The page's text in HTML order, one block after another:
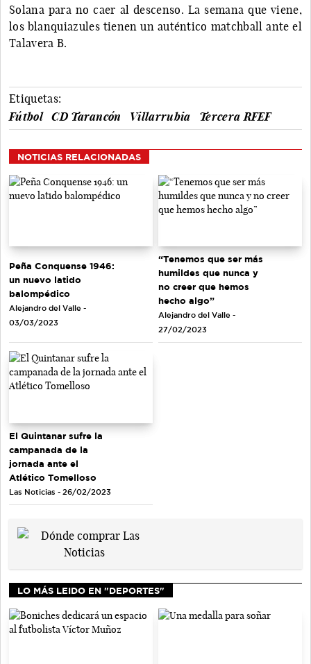
Solana para no caer al descenso. La semana que viene,
los blanquiazules tienen un auténtico matchball ante el
Talavera B.
Etiquetas:
Fútbol
CD Tarancón Villarrubia Tercera RFEF
NOTICIAS RELACIONADAS
Peña Conquense 1946:
un nuevo latido
balompédico
Alejandro del Valle -
03/03/2023
“Tenemos que ser más
humildes que nunca y
no creer que hemos
hecho algo”
Alejandro del Valle -
27/02/2023
El Quintanar sufre la
campanada de la
jornada ante el
Atlético Tomelloso
Las Noticias - 26/02/2023
LO MÁS LEIDO EN "DEPORTES"